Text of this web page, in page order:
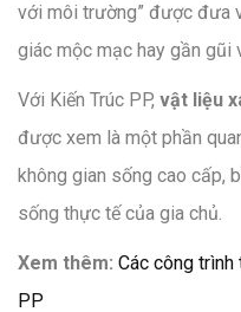
với môi trường” được đưa
giác mộc mạc hay gần gũi
Với Kiến Trúc PP, vật liệu
được xem là một phần
không gian sống cao cấp,
sống thực tế của gia chủ.
Xem thêm: Các công trình
PP